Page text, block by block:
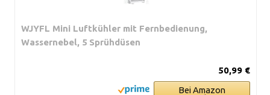
WJYFL Mini Luftkühler mit Fernbedienung,
Wassernebel, 5 Sprühdüsen
50,99 €
Bei Amazon